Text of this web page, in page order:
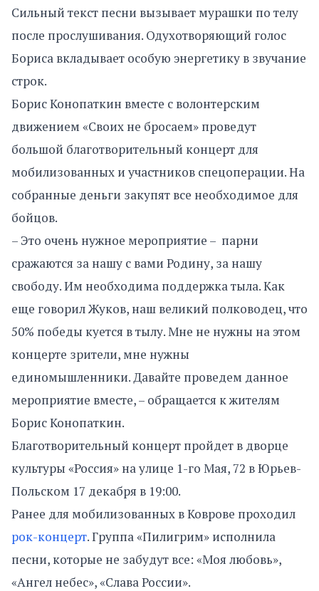
Сильный текст песни вызывает мурашки по телу
после прослушивания. Одухотворяющий голос
Бориса вкладывает особую энергетику в звучание
строк.
Борис Конопаткин вместе с волонтерским
движением «Своих не бросаем» проведут
большой благотворительный концерт для
мобилизованных и участников спецоперации. На
собранные деньги закупят все необходимое для
бойцов.
– Это очень нужное мероприятие – парни
сражаются за нашу с вами Родину, за нашу
свободу. Им необходима поддержка тыла. Как
еще говорил Жуков, наш великий полководец, что
50% победы куется в тылу. Мне не нужны на этом
концерте зрители, мне нужны
единомышленники. Давайте проведем данное
мероприятие вместе, – обращается к жителям
Борис Конопаткин.
Благотворительный концерт пройдет в дворце
культуры «Россия» на улице 1-го Мая, 72 в Юрьев-
Польском 17 декабря в 19:00.
Ранее для мобилизованных в Коврове проходил
рок-концерт. Группа «Пилигрим» исполнила
песни, которые не забудут все: «Моя любовь»,
«Ангел небес», «Слава России».